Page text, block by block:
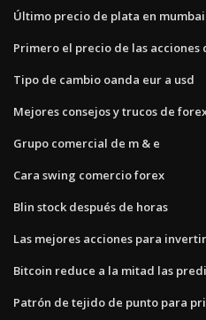
Último precio de plata en mumbai
Primero el precio de las
Tipo de cambio oanda eur a usd
Mejores consejos y trucos de
Grupo comercial de m & e
Cara swing comercio forex
Blin stock después de horas
Las mejores acciones para
Bitcoin reduce a la mitad las
Patrón de tejido de punto para